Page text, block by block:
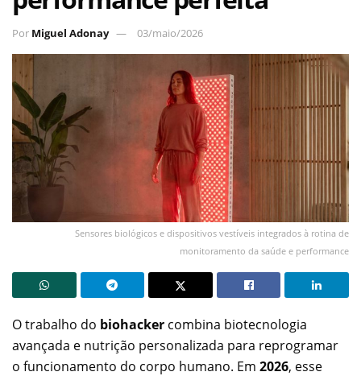
Por Miguel Adonay 03/maio/2026
Sensores biológicos e dispositivos vestíveis integrados à rotina de
monitoramento da saúde e performance
O trabalho do biohacker combina biotecnologia
avançada e nutrição personalizada para reprogramar
o funcionamento do corpo humano. Em 2026, esse